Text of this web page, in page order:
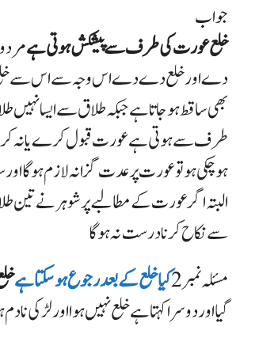
جواب
خلع عورت کی طرف سے پیشکش ہوتی ہے
دے اور خلع دے دے اس وجہ سے اس سے خلع
بھی ساقط ہو جاتا ہے جبکہ طلاق سے ایسا
طرف سے ہوتی ہے عورت قبول کرے یا نہ
ہوچکی ہو تو عورت پر عدت گزانہ لازم ہوگا
البتہ اگر عورت کے مطالبے پر شوہر نے
سے نکاح کرنا درست نہ ہوگا
مسئلہ نمبر 2 کیا خلع کے بعد رجوع ہو سکتا ہے
گیا اور دوسرا کہتا ہےخلعنہیں ہوا اور لڑکی نادم